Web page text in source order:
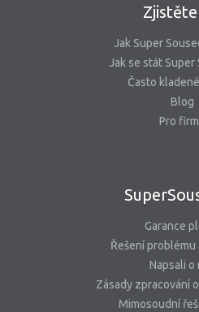
Jak Super
Jak se stát Super
Často
Blog
Pro
Garance
Řešení problému
Napsali o
Zásady zpracování
Mimosoudní